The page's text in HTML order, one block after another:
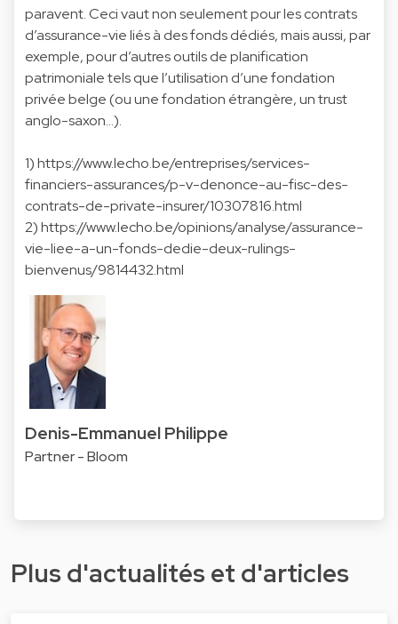
paravent. Ceci vaut non seulement pour les contrats
d’assurance-vie liés à des fonds dédiés, mais aussi, par
exemple, pour d’autres outils de planification
patrimoniale tels que l’utilisation d’une fondation
privée belge (ou une fondation étrangère, un trust
anglo-saxon…).
1)https://www.lecho.be/entreprises/services-
financiers-assurances/p-v-denonce-au-fisc-des-
contrats-de-private-insurer/10307816.html
2)https://www.lecho.be/opinions/analyse/assurance-
vie-liee-a-un-fonds-dedie-deux-rulings-
bienvenus/9814432.html
Denis-Emmanuel Philippe
Partner - Bloom
Plus d'actualités et d'articles